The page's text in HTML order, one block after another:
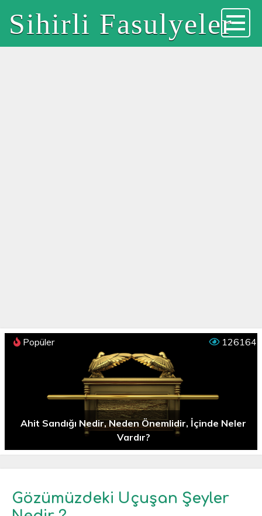
Sihirli Fasulyeler
Ahit Sandığı Nedir, Neden Önemlidir, İçinde Neler
Vardır?
Popüler 126164
Gözümüzdeki Uçuşan Şeyler